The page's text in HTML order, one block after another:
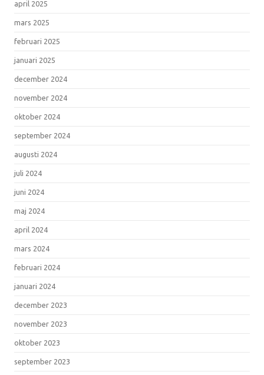
april 2025
mars 2025
februari 2025
januari 2025
december 2024
november 2024
oktober 2024
september 2024
augusti 2024
juli 2024
juni 2024
maj 2024
april 2024
mars 2024
februari 2024
januari 2024
december 2023
november 2023
oktober 2023
september 2023